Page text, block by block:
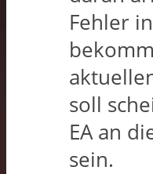
Fehler
soll
EA an
sein.